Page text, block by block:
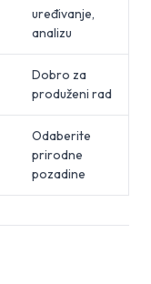
uređivanje,
analizu
Dobro za
produženi rad
Odaberite
prirodne
pozadine